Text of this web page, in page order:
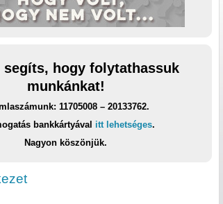
segíts, hogy folytathassuk
munkánkat!
11705008 – 20133762.
bankkártyával itt lehetséges.
Nagyon köszönjük.